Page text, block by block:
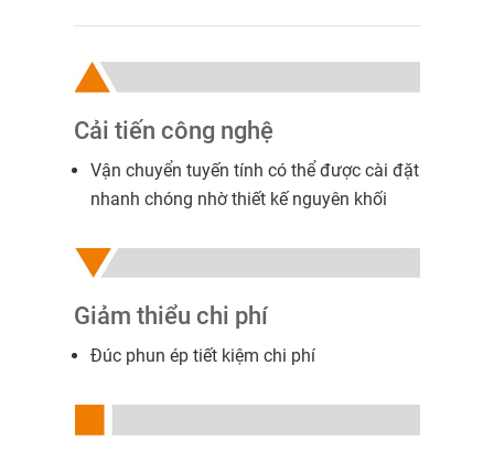
Cải tiến công nghệ
Vận chuyển tuyến tính có thể được cài đặt
nhanh chóng nhờ thiết kế nguyên khối
Giảm thiểu chi phí
Đúc phun ép tiết kiệm chi phí